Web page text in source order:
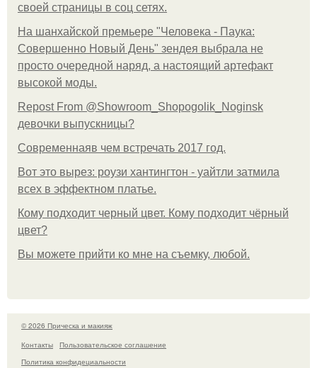
своей страницы в соц сетях.
На шанхайской премьере "Человека - Паука:
Совершенно Новый День" зендея выбрала не
просто очередной наряд, а настоящий артефакт
высокой моды.
Repost From @Showroom_Shopogolik_Noginsk
девочки выпускницы?
Современнаяв чем встречать 2017 год.
Вот это вырез: роузи хантингтон - уайтли затмила
всех в эффектном платьe.
Кому подходит черный цвет. Кому подходит чёрный
цвет?
Вы можете прийти ко мне на съемку, любой.
© 2026 Прическа и макияж
Контакты
Пользовательское соглашение
Политика конфидециальности